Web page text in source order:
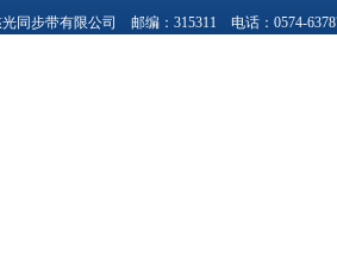
同步带有限公司 邮编：315311 电话：0574-